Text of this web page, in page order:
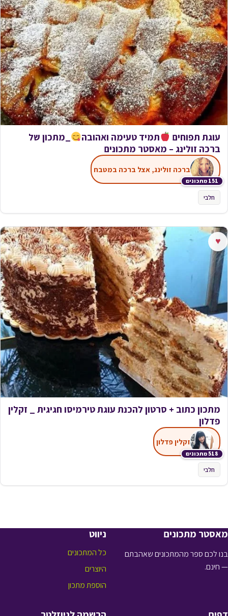
עוגת תפוחים תמיד טעימה ואהובה
_מתכון של
ברכה זולינג – מאסטר מתכונים
151 מתכונים
ברכה זולינג, אצל ברכה במטבח
חלבי
♥
מתכון כתוב + סרטון להכנת עוגת טירמיסו חגיגית _ זקלין
פדלון
518 מתכונים
זקלין פדלון
חלבי
מאסטר מתכונים
בנו לכם ספר מהמתכונים שאהבתם
— חינם.
ניווט
כל המתכונים
היוצרים
הוספת מתכון